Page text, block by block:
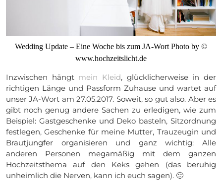
Wedding Update – Eine Woche bis zum JA-Wort Photo by ©
www.hochzeitslicht.de
Inzwischen hängt mein Kleid, glücklicherweise in der
richtigen Länge und Passform Zuhause und wartet auf
unser JA-Wort am 27.05.2017. Soweit, so gut also. Aber es
gibt noch genug andere Sachen zu erledigen, wie zum
Beispiel: Gastgeschenke und Deko basteln, Sitzordnung
festlegen, Geschenke für meine Mutter, Trauzeugin und
Brautjungfer organisieren und ganz wichtig: Alle
anderen Personen megamäßig mit dem ganzen
Hochzeitsthema auf den Keks gehen (das beruhig
unheimlich die Nerven, kann ich euch sagen). 🙂